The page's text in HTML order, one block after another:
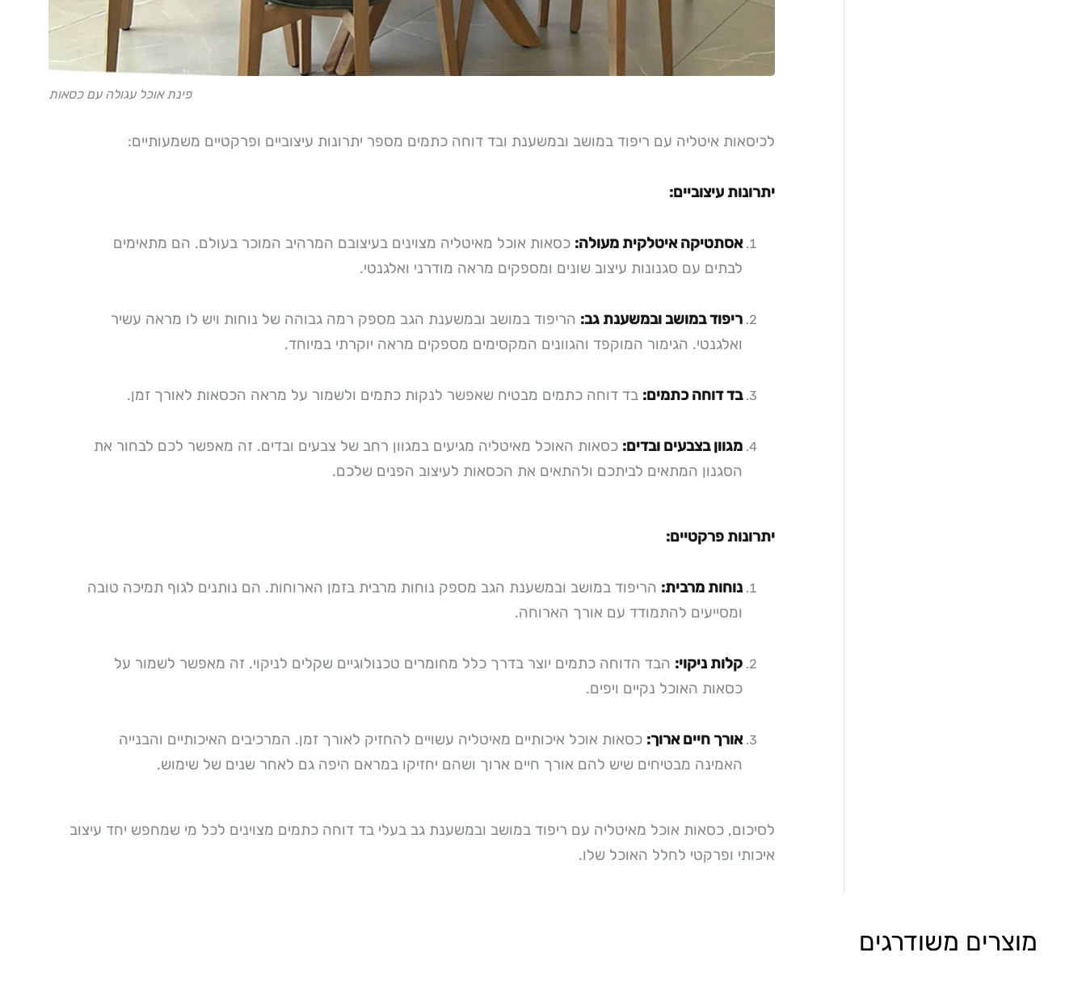
פינת אוכל עגולה עם כסאות
לכיסאות איטליה עם ריפוד במושב ובמשענת ובד דוחה כתמים מספר יתרונות עיצוביים ופרקטיים משמעותיים:
יתרונות עיצוביים:
אסתטיקה איטלקית מעולה: כסאות אוכל מאיטליה מצוינים בעיצובם המרהיב המוכר בעולם. הם מתאימים
לבתים עם סגנונות עיצוב שונים ומספקים מראה מודרני ואלגנטי.
ריפוד במושב ובמשענת גב: הריפוד במושב ובמשענת הגב מספק רמה גבוהה של נוחות ויש לו מראה עשיר
ואלגנטי. הגימור המוקפד והגוונים המקסימים מספקים מראה יוקרתי במיוחד.
בד דוחה כתמים: בד דוחה כתמים מבטיח שאפשר לנקות כתמים ולשמור על מראה הכסאות לאורך זמן.
מגוון בצבעים ובדים: כסאות האוכל מאיטליה מגיעים במגוון רחב של צבעים ובדים. זה מאפשר לכם לבחור את
הסגנון המתאים לביתכם ולהתאים את הכסאות לעיצוב הפנים שלכם.
יתרונות פרקטיים:
נוחות מרבית: הריפוד במושב ובמשענת הגב מספק נוחות מרבית בזמן הארוחות. הם נותנים לגוף תמיכה טובה
ומסייעים להתמודד עם אורך הארוחה.
קלות ניקוי: הבד הדוחה כתמים יוצר בדרך כלל מחומרים טכנולוגיים שקלים לניקוי. זה מאפשר לשמור על
כסאות האוכל נקיים ויפים.
אורך חיים ארוך: כסאות אוכל איכותיים מאיטליה עשויים להחזיק לאורך זמן. המרכיבים האיכותיים והבנייה
האמינה מבטיחים שיש להם אורך חיים ארוך ושהם יחזיקו במראם היפה גם לאחר שנים של שימוש.
לסיכום, כסאות אוכל מאיטליה עם ריפוד במושב ובמשענת גב בעלי בד דוחה כתמים מצוינים לכל מי שמחפש יחד עיצוב
איכותי ופרקטי לחלל האוכל שלו.
מוצרים משודרגים